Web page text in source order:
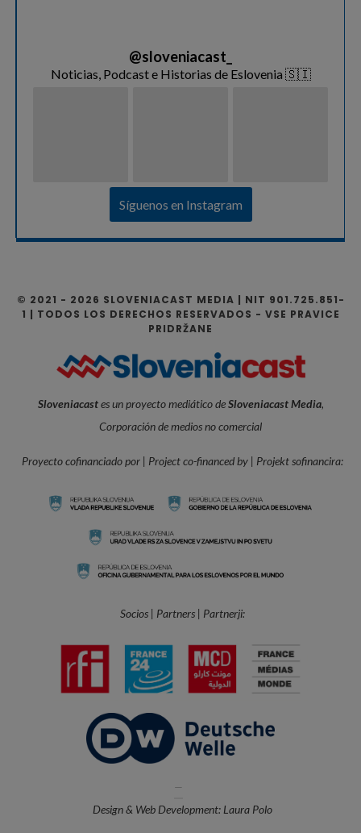
@sloveniacast_
Noticias, Podcast e Historias de Eslovenia 🇸🇮
Síguenos en Instagram
© 2021 - 2026 SLOVENIACAST MEDIA | NIT 901.725.851-
1 | TODOS LOS DERECHOS RESERVADOS - VSE PRAVICE
PRIDRŽANE
Sloveniacastes un proyecto mediático deSloveniacast Media,
Corporación de medios no comercial
Proyecto cofinanciado por | Project co-financed by | Projekt sofinancira:
Socios | Partners | Partnerji:
—
Design & Web Development: Laura Polo